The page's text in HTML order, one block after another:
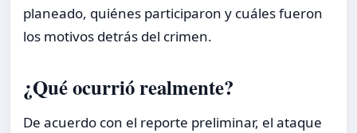
planeado, quiénes participaron y cuáles fueron
los motivos detrás del crimen.
¿Qué ocurrió realmente?
De acuerdo con el reporte preliminar, el ataque